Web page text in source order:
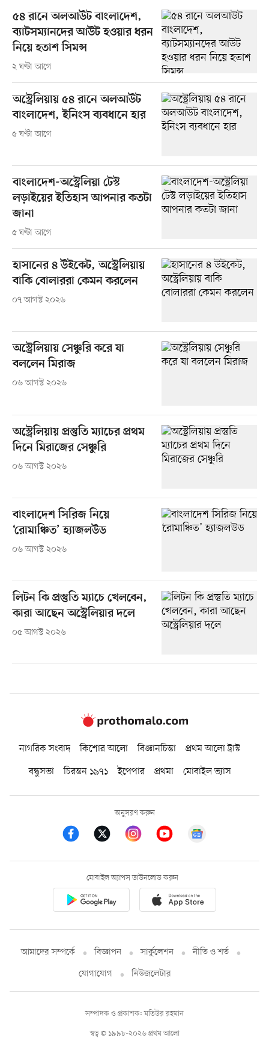
৫৪ রানে অলআউট বাংলাদেশ,
ব্যাটসম্যানদের আউট হওয়ার ধরন
নিয়ে হতাশ সিমন্স
২ ঘণ্টা আগে
অস্ট্রেলিয়ায় ৫৪ রানে অলআউট
বাংলাদেশ, ইনিংস ব্যবধানে হার
৫ ঘণ্টা আগে
বাংলাদেশ-অস্ট্রেলিয়া টেস্ট
লড়াইয়ের ইতিহাস আপনার কতটা
জানা
৫ ঘণ্টা আগে
হাসানের ৪ উইকেট, অস্ট্রেলিয়ায়
বাকি বোলাররা কেমন করলেন
০৭ আগস্ট ২০২৬
অস্ট্রেলিয়ায় সেঞ্চুরি করে যা
বললেন মিরাজ
০৬ আগস্ট ২০২৬
অস্ট্রেলিয়ায় প্রস্তুতি ম্যাচের প্রথম
দিনে মিরাজের সেঞ্চুরি
০৬ আগস্ট ২০২৬
বাংলাদেশ সিরিজ নিয়ে
‘রোমাঞ্চিত’ হ্যাজলউড
০৬ আগস্ট ২০২৬
লিটন কি প্রস্তুতি ম্যাচে খেলবেন,
কারা আছেন অস্ট্রেলিয়ার দলে
০৫ আগস্ট ২০২৬
নাগরিক সংবাদ কিশোর আলো বিজ্ঞানচিন্তা
প্রথম আলো ট্রাস্ট
বন্ধুসভা
চিরন্তন ১৯৭১ ইপেপার প্রথমা মোবাইল ভ্যাস
অনুসরণ করুন
মোবাইল অ্যাপস ডাউনলোড করুন
আমাদের সম্পর্কে বিজ্ঞাপন সার্কুলেশন
নীতি ও শর্ত
যোগাযোগ
নিউজলেটার
স্বত্ব © ১৯৯৮-২০২৬ প্রথম আলো
সম্পাদক ও প্রকাশক: মতিউর রহমান